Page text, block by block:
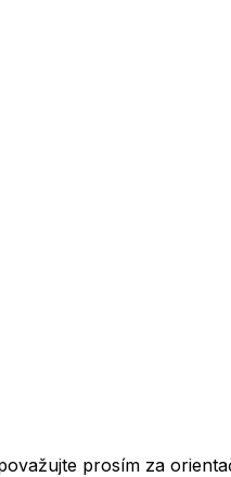
prosím za